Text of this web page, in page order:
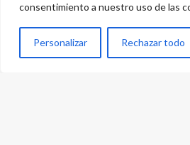
consentimiento a nuestro uso de las
Personalizar Rechazar todo